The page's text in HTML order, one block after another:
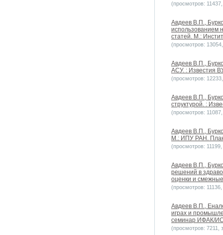
(просмотров:
Авдеев В.П.,
использованием
статей. М.:
(просмотров:
Авдеев В.П.,
АСУ. : Известия
(просмотров:
Авдеев В.П.,
структурой. :
(просмотров:
Авдеев В.П.,
М.: ИПУ РАН.
(просмотров:
Авдеев В.П.,
решений в
оценки и
(просмотров:
Авдеев В.П.,
играх и
семинар ИФАК/
(просмотров: 7211,